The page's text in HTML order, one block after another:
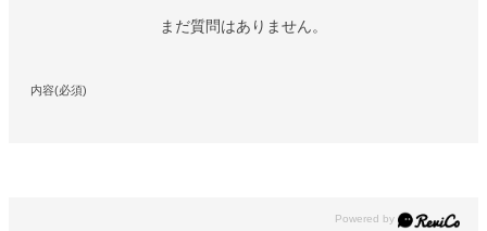
まだ質問はありません。
内容(必須)